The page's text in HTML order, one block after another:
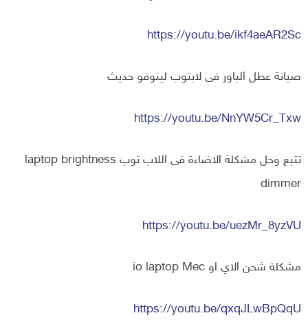
https://youtu.be/ikf4aeAR2Sc
صيانة عطل الباور فى لابتوب لينوفو حديث
https://youtu.be/NnYW5Cr_Txw
تتبع وحل مشكلة الاضاءة فى اللاب توب laptop brightness
dimmer
https://youtu.be/uezMr_8yzVU
مشكلة شحن الاي او io laptop Mec
https://youtu.be/qxqJLwBpQqU